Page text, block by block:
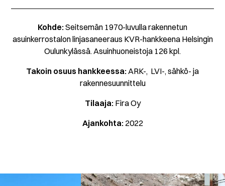
Kohde:Seitsemän 1970-luvulla rakennetun
asuinkerrostalon linjasaneeraus KVR-hankkeena Helsingin
Oulunkylässä. Asuinhuoneistoja 126 kpl.
Takoin osuus hankkeessa:ARK-, LVI-, sähkö- ja
rakennesuunnittelu
Tilaaja:Fira Oy
Ajankohta:2022